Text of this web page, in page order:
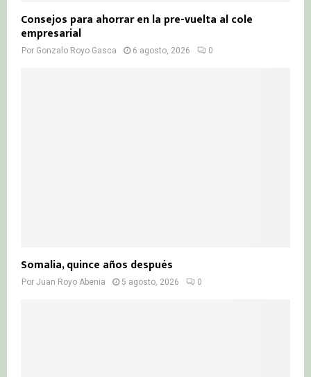
Consejos para ahorrar en la pre-vuelta al cole
empresarial
Por Gonzalo Royo Gasca 6 agosto, 2026 0
Somalia, quince años después
Por Juan Royo Abenia 5 agosto, 2026 0